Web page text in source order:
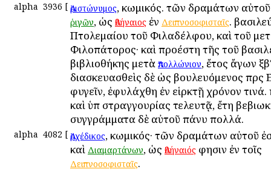
alpha 3936 [ Ἀριστώνυμος, κωμικός. τῶν δραμάτων
ῥιγῶν, ὡς Ἀθήναιος ἐν Δειπνοσοφισταῖς.
Πτολεμαίου τοῦ Φιλαδέλφου, καὶ τοῦ
Φιλοπάτορος· καὶ προέστη τῆς τοῦ
βιβλιοθήκης μετὰ Ἀπολλώνιον, ἔτος ἄγων
διασκευασθεὶς δὲ ὡς βουλευόμενος πρὸς
φυγεῖν, ἐφυλάχθη ἐν εἱρκτῇ χρόνον τινά.
καὶ ὑπὸ στραγγουρίας τελευτᾷ, ἔτη
συγγράμματα δὲ αὐτοῦ πάνυ πολλά.
alpha 4082 [ Ἀρχέδικος, κωμικός· τῶν δραμάτων αὐτοῦ
καὶ Διαμαρτάνων, ὡς Ἀθήναιός φησιν ἐν τοῖς
Δειπνοσοφισταῖς.